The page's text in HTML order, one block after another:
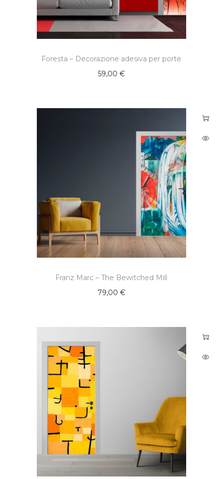
Foresta – Decorazione adesiva per porte
59,00 €
Franz Marc – The Bewitched Mill
79,00 €